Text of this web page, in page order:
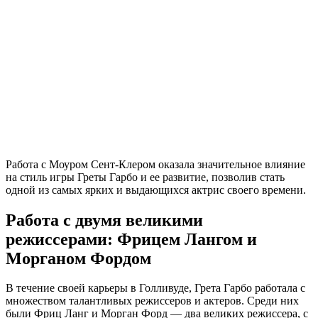
Работа с Моуром Сент-Клером оказала значительное влияние
на стиль игры Греты Гарбо и ее развитие, позволив стать
одной из самых ярких и выдающихся актрис своего времени.
Работа с двумя великими
режиссерами: Фрицем Лангом и
Морганом Фордом
В течение своей карьеры в Голливуде, Грета Гарбо работала с
множеством талантливых режиссеров и актеров. Среди них
были Фриц Ланг и Морган Форд — два великих режиссера, с